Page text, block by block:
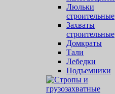
Люльки
строительные
Захваты
строительные
Домкраты
Тали
Лебедки
Подъемники